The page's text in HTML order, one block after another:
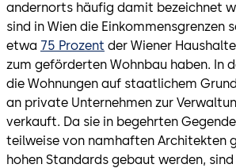
andernorts häufig damit bezeichnet
sind in Wien die Einkommensgrenzen
etwa 75 Prozent der Wiener
zum geförderten Wohnbau haben. In
die Wohnungen auf staatlichem
an private Unternehmen zur
verkauft. Da sie in begehrten
teilweise von namhaften Architekten
hohen Standards gebaut werden,